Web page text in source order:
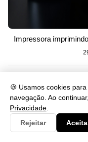
🍪 Usamos cookies
navegação. Ao
Privacidade
Rejeitar
Impressora